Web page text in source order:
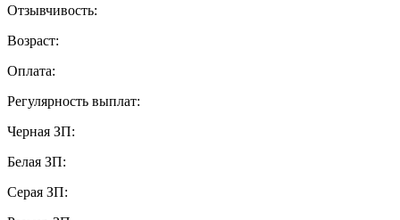
Отзывчивость:
Возраст:
Оплата:
Регулярность выплат:
Черная ЗП:
Белая ЗП:
Серая ЗП: